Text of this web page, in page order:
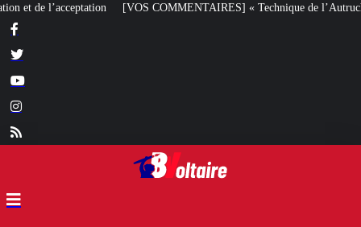
« Technique de l’Autruche ou cynisme » ? 10 août 1792 :